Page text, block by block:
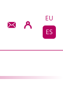
deEU
ES